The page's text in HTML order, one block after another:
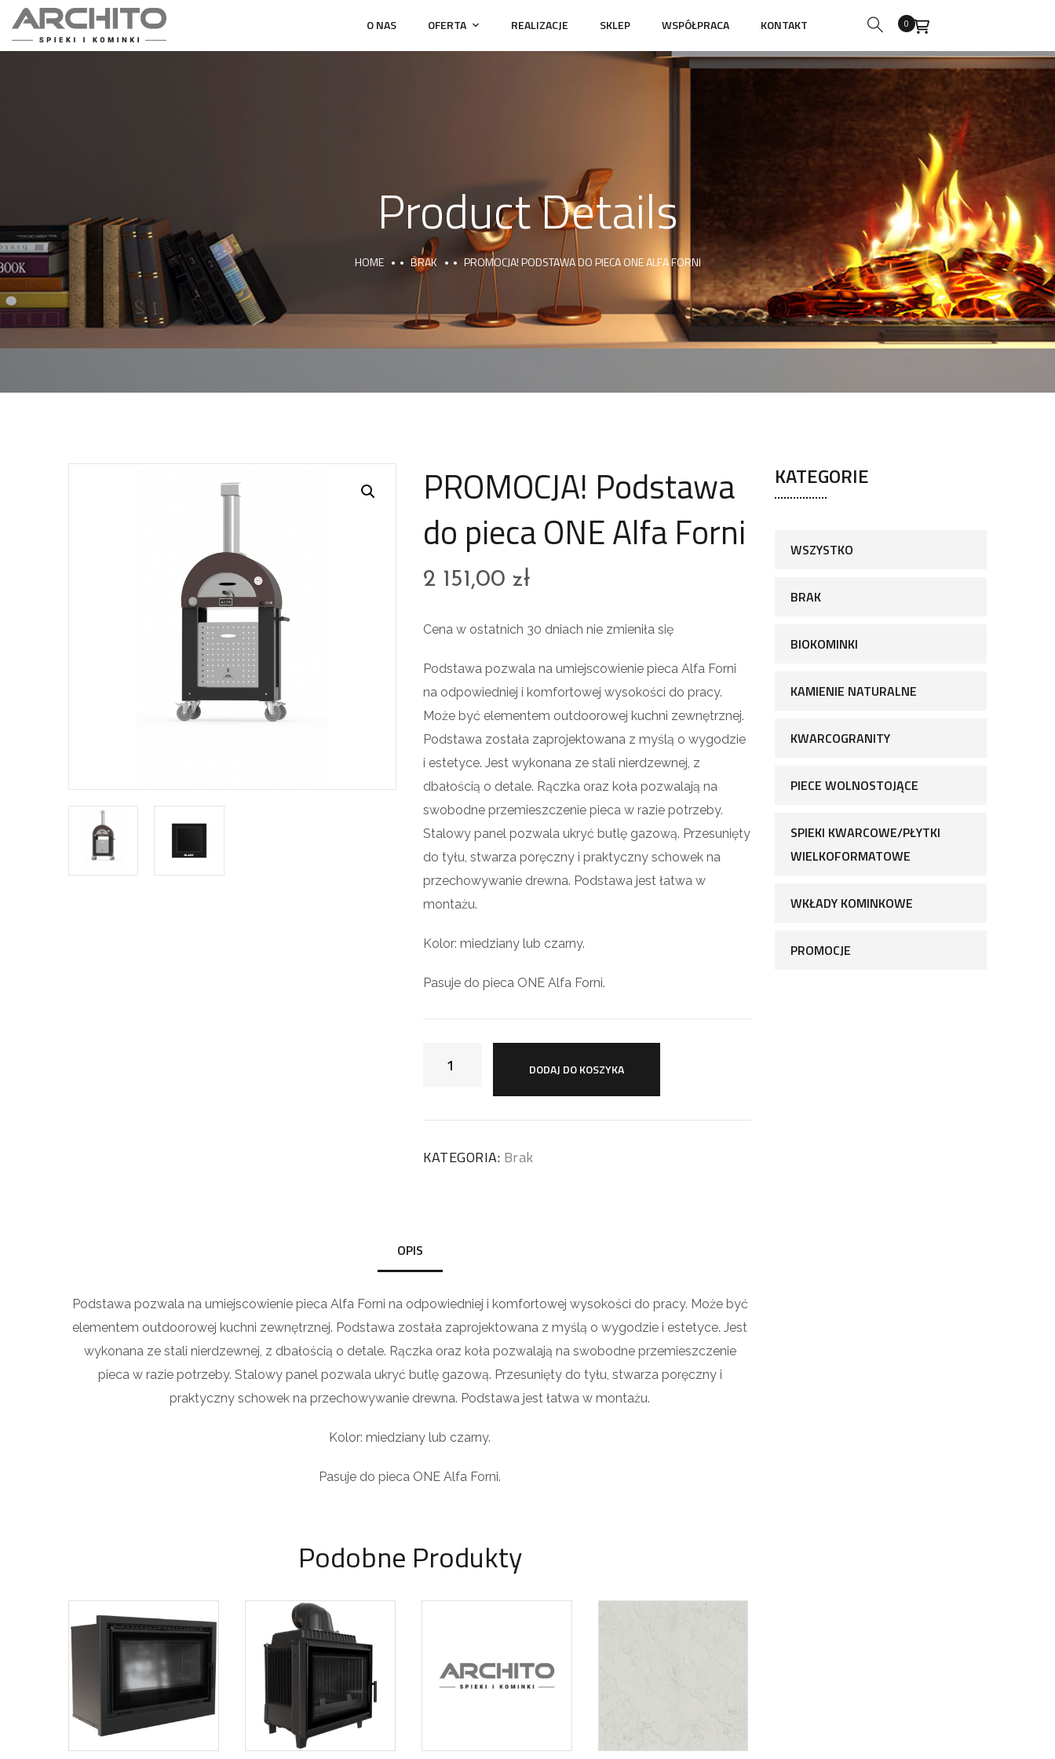
O NAS OFERTA REALIZACJE SKLEP WSPÓŁPRACA KONTAKT 0
Product Details
HOME BRAK PROMOCJA! PODSTAWA DO PIECA ONE ALFA FORNI
PROMOCJA! Podstawa
do pieca ONE Alfa Forni
2 151,00zł
Cena w ostatnich 30 dniach nie zmieniła się
Podstawa pozwala na umiejscowienie pieca Alfa Forni
na odpowiedniej i komfortowej wysokości do pracy.
Może być elementem outdoorowej kuchni zewnętrznej.
Podstawa została zaprojektowana z myślą o wygodzie
i estetyce. Jest wykonana ze stali nierdzewnej, z
dbałością o detale. Rączka oraz koła pozwalają na
swobodne przemieszczenie pieca w razie potrzeby.
Stalowy panel pozwala ukryć butlę gazową. Przesunięty
do tyłu, stwarza poręczny i praktyczny schowek na
przechowywanie drewna. Podstawa jest łatwa w
montażu.
Kolor: miedziany lub czarny.
Pasuje do pieca ONE Alfa Forni.
DODAJ DO KOSZYKA
KATEGORIA: Brak
OPIS
Podstawa pozwala na umiejscowienie pieca Alfa Forni na odpowiedniej i komfortowej wysokości do pracy. Może być
elementem outdoorowej kuchni zewnętrznej. Podstawa została zaprojektowana z myślą o wygodzie i estetyce. Jest
wykonana ze stali nierdzewnej, z dbałością o detale. Rączka oraz koła pozwalają na swobodne przemieszczenie
pieca w razie potrzeby. Stalowy panel pozwala ukryć butlę gazową. Przesunięty do tyłu, stwarza poręczny i
praktyczny schowek na przechowywanie drewna. Podstawa jest łatwa w montażu.
Kolor: miedziany lub czarny.
Pasuje do pieca ONE Alfa Forni.
Podobne Produkty
KATEGORIE
WSZYSTKO
BRAK
BIOKOMINKI
KAMIENIE NATURALNE
KWARCOGRANITY
PIECE WOLNOSTOJĄCE
SPIEKI KWARCOWE/PŁYTKI
WIELKOFORMATOWE
WKŁADY KOMINKOWE
PROMOCJE